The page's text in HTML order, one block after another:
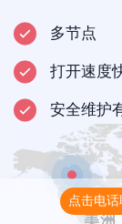
多节点
打开速度
安全维护
美洲
点击电